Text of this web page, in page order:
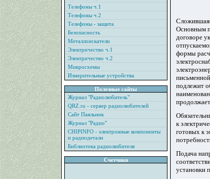
Телефоны ч.1
Телефоны ч.2
Телефоны - защита
Безопасность
Металлоискатели
Электричество ч.1
Электричество ч.2
Микросхемы
Измерительные устройства
Полезные сайты
Журнал "Радиолюбитель"
QRZ.ru - сервер радиолюбителей
Сайт Паяльник
Журнал "Радио"
CHIPINFO - электронные компоненты
и радиодетали
Библиотека радиолюбителя
Счетчики
Основным
договоре
формы
подлежит
к
готовых к
Подача
установки